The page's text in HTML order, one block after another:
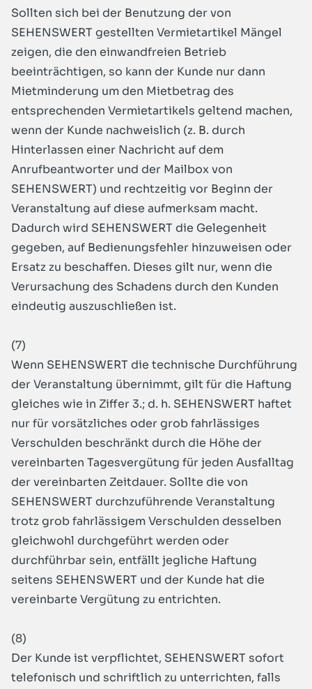
Sollten sich bei der Benutzung der von
SEHENSWERT gestellten Vermietartikel Mängel
zeigen, die den einwandfreien Betrieb
beeinträchtigen, so kann der Kunde nur dann
Mietminderung um den Mietbetrag des
entsprechenden Vermietartikels geltend machen,
wenn der Kunde nachweislich (z. B. durch
Hinterlassen einer Nachricht auf dem
Anrufbeantworter und der Mailbox von
SEHENSWERT) und rechtzeitig vor Beginn der
Veranstaltung auf diese aufmerksam macht.
Dadurch wird SEHENSWERT die Gelegenheit
gegeben, auf Bedienungsfehler hinzuweisen oder
Ersatz zu beschaffen. Dieses gilt nur, wenn die
Verursachung des Schadens durch den Kunden
eindeutig auszuschließen ist.
(7)
Wenn SEHENSWERT die technische Durchführung
der Veranstaltung übernimmt, gilt für die Haftung
gleiches wie in Ziffer 3.; d. h. SEHENSWERT haftet
nur für vorsätzliches oder grob fahrlässiges
Verschulden beschränkt durch die Höhe der
vereinbarten Tagesvergütung für jeden Ausfalltag
der vereinbarten Zeitdauer. Sollte die von
SEHENSWERT durchzuführende Veranstaltung
trotz grob fahrlässigem Verschulden desselben
gleichwohl durchgeführt werden oder
durchführbar sein, entfällt jegliche Haftung
seitens SEHENSWERT und der Kunde hat die
vereinbarte Vergütung zu entrichten.
(8)
Der Kunde ist verpflichtet, SEHENSWERT sofort
telefonisch und schriftlich zu unterrichten, falls